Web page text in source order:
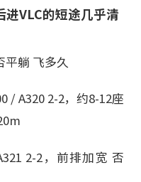
VLC的短途几乎清
平躺 飞多久
/ A320 2-2，约8-12座
2-2，前排加宽 否